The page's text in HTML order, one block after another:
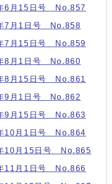
6月15日号 No.857
7月1日号 No.858
7月15日号 No.859
8月1日号 No.860
8月15日号 No.861
9月1日号 No.862
9月15日号 No.863
10月1日号 No.864
10月15日号 No.865
11月1日号 No.866